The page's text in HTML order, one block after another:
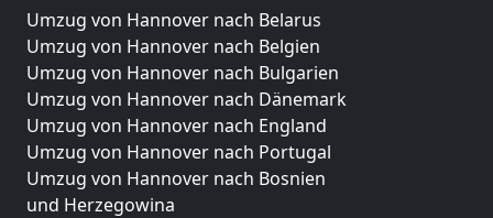
Umzug von Hannover nach Belarus
Umzug von Hannover nach Belgien
Umzug von Hannover nach Bulgarien
Umzug von Hannover nach Dänemark
Umzug von Hannover nach England
Umzug von Hannover nach Portugal
Umzug von Hannover nach Bosnien
und Herzegowina